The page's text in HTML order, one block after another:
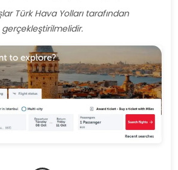
Türk Hava Yolları tarafından
gerçekleştirilmelidir.